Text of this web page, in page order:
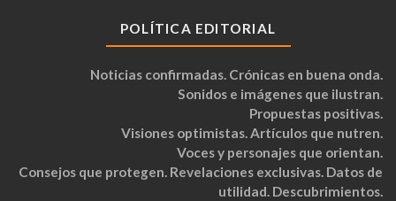
POLÍTICA EDITORIAL
Noticias confirmadas. Crónicas en buena onda.
Sonidos e imágenes que ilustran.
Propuestas positivas.
Visiones optimistas. Artículos que nutren.
Voces y personajes que orientan.
Consejos que protegen. Revelaciones exclusivas. Datos de
utilidad. Descubrimientos.